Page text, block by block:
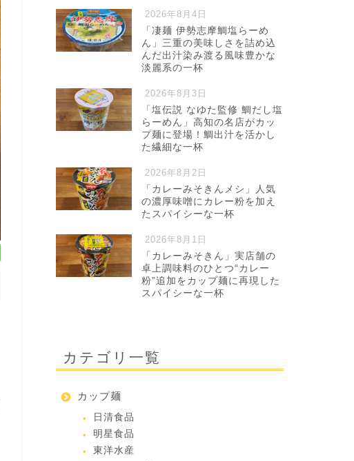
2026年8月4日
「凄麺 伊勢志摩鯛塩らーめ
ん」三重の美味しさを詰め込
んだ出汁染み渡る風味豊かな
淡麗系の一杯
2026年8月3日
「塩伝説 なゆた監修 鯛だし塩
らーめん」高知の名店がカッ
プ麺に登場！鯛出汁を活かし
た繊細な一杯
2026年8月2日
「カレーみそきんメシ」人気
の濃厚味噌にカレー粉を加え
たスパイシーな一杯
2026年8月1日
「カレーみそきん」実店舗の
卓上調味料のひとつ“カレー
粉”追加をカップ麺に再現した
スパイシーな一杯
カテゴリ一覧
カップ麺
日清食品
明星食品
東洋水産